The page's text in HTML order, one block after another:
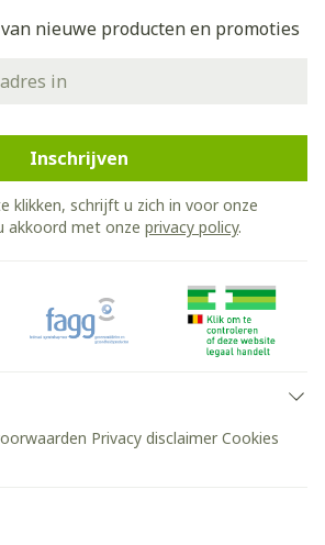
nieuwe producten en promoties
Inschrijven
klikken, schrijft u zich in voor onze
akkoord met onze privacy policy.
Privacy disclaimer Cookies